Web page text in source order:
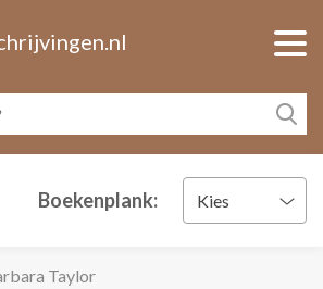
Boekenplank: Kies
Taylor